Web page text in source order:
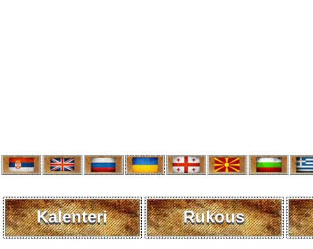
Kalenteri Rukous